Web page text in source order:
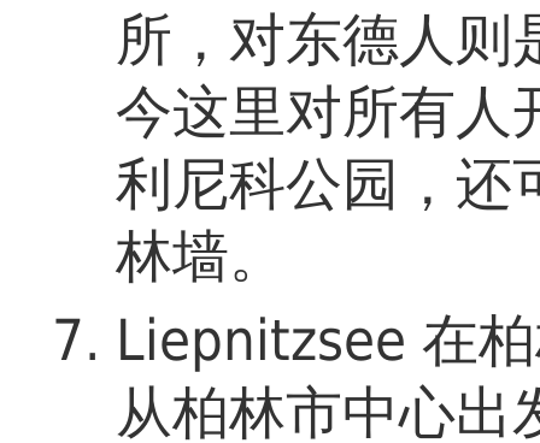
所，对东德人则
今这里对所有人
利尼科公园，还
林墙。
Liepnitzsee 在
从柏林市中心出